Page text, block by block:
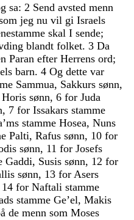
sa: 2 Send avsted menn
jeg nu vil gi Israels
skal I sende;
blandt folket. 3 Da
Paran efter Herrens ord;
barn. 4 Og dette var
Sammua, Sakkurs sønn,
Horis sønn, 6 for Juda
, 7 for Issakars stamme
stamme Hosea, Nuns
Palti, Rafus sønn, 10 for
sønn, 11 for Josefs
Gaddi, Susis sønn, 12 for
sønn, 13 for Asers
14 for Naftali stamme
stamme Ge’el, Makis
de menn som Moses